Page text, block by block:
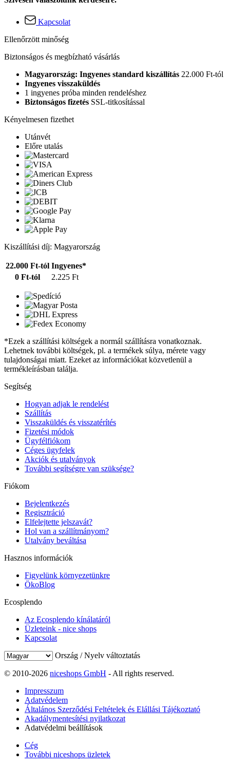
Kapcsolat
Ellenőrzött minőség
Biztonságos és megbízható vásárlás
Magyarország: Ingyenes standard kiszállítás 22.000 Ft-tól
Ingyenes visszaküldés
1 ingyenes próba minden rendeléshez
Biztonságos fizetés SSL-titkosítással
Kényelmesen fizethet
Utánvét
Előre utalás
Kiszállítási díj: Magyarország
22.000 Ft-tól Ingyenes*
0 Ft-tól
2.225 Ft
*Ezek a szállítási költségek a normál szállításra vonatkoznak.
Lehetnek további költségek, pl. a termékek súlya, mérete vagy
tulajdonságai miatt. Ezeket az információkat közvetlenül a
termékleírásban találja.
Segítség
Hogyan adjak le rendelést
Szállítás
Visszaküldés és visszatérítés
Fizetési módok
Ügyfélfiókom
Céges ügyfelek
Akciók és utalványok
További segítségre van szüksége?
Fiókom
Bejelentkezés
Regisztráció
Elfelejtette jelszavát?
Hol van a szállítmányom?
Utalvány beváltása
Hasznos információk
Figyelünk környezetünkre
ÖkoBlog
Ecosplendo
Az Ecosplendo kínálatáról
Üzleteink - nice shops
Kapcsolat
Ország / Nyelv változtatás
© 2010-2026 niceshops GmbH - All rights reserved.
Impresszum
Adatvédelem
Általános Szerződési Feltételek és Elállási Tájékoztató
Akadálymentesítési nyilatkozat
Adatvédelmi beállítások
Cég
További niceshops üzletek